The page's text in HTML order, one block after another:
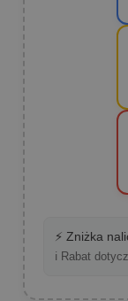
⚡ Zniżka
ℹ️ Rabat